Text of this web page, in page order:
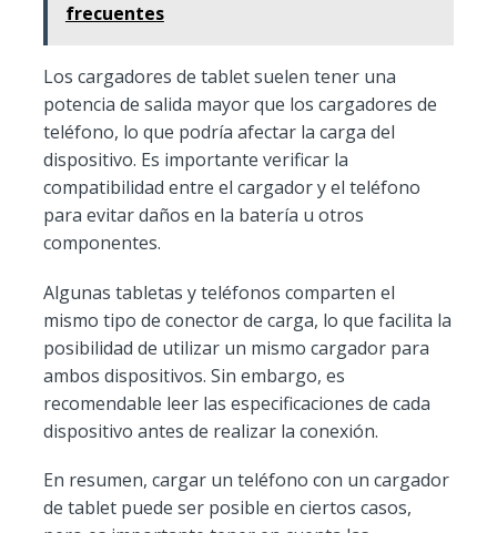
frecuentes
Los cargadores de tablet suelen tener una
potencia de salida mayor que los cargadores de
teléfono, lo que podría afectar la carga del
dispositivo. Es importante verificar la
compatibilidad entre el cargador y el teléfono
para evitar daños en la batería u otros
componentes.
Algunas tabletas y teléfonos comparten el
mismo tipo de conector de carga, lo que facilita la
posibilidad de utilizar un mismo cargador para
ambos dispositivos. Sin embargo, es
recomendable leer las especificaciones de cada
dispositivo antes de realizar la conexión.
En resumen, cargar un teléfono con un cargador
de tablet puede ser posible en ciertos casos,